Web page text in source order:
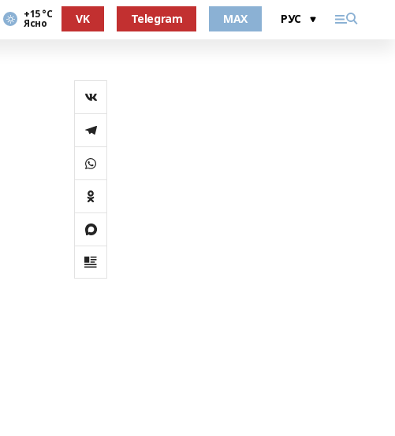
+15 °С
Ясно VK Telegram MAX